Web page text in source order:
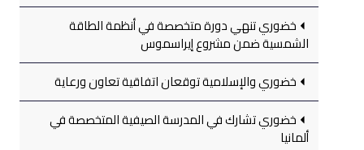
خضوري تنهي دورة متخصصة في أنظمة الطاقة
الشمسية ضمن مشروع إيراسموس
خضوري والإسلامية توقعان اتفاقية تعاون ورعاية
خضوري تشارك في المدرسة الصيفية المتخصصة في
ألمانيا